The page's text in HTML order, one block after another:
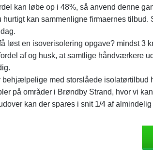
kan løbe op i 48%, så anvend denne
hurtigt kan sammenligne firmaernes
løst en isoverisolering opgave? mindst 3
af og husk, at samtlige håndværkere
behjælpelige med storslåede isolatørtilbud
på områder i Brøndby Strand, hvor vi
kan der spares i snit 1/4 af almindelig